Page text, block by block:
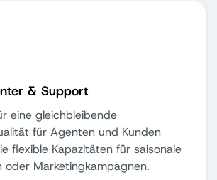
& Support
eine gleichbleibende
für Agenten und Kunden
flexible Kapazitäten für saisonale
oder Marketingkampagnen.